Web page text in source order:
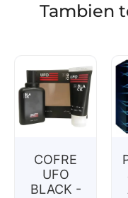
Tambien
COFRE
UFO
BLACK -